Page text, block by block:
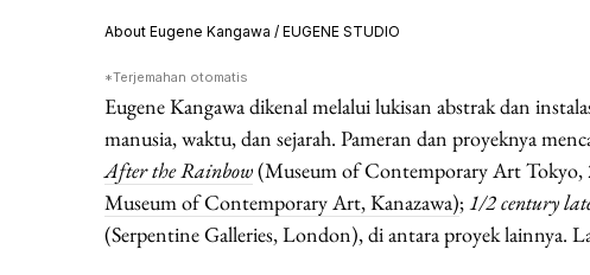
About Eugene Kangawa / EUGENE STUDIO
*Terjemahan otomatis
Eugene Kangawa dikenal melalui lukisan abstrak dan
manusia, waktu, dan sejarah. Pameran dan proyeknya
After the Rainbow(Museum of Contemporary Art
Museum of Contemporary Art, Kanazawa);1/2 century
(Serpentine Galleries, London), di antara proyek lainnya.